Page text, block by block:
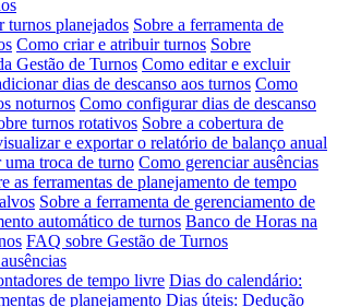
turnos planejados Sobre a ferramenta de
Como criar e atribuir turnos Sobre
Gestão de Turnos Como editar e excluir
dias de descanso aos turnos Como
noturnos Como configurar dias de descanso
turnos rotativos Sobre a cobertura de
e exportar o relatório de balanço anual
troca de turno Como gerenciar ausências
as ferramentas de planejamento de tempo
Sobre a ferramenta de gerenciamento de
automático de turnos Banco de Horas na
FAQ sobre Gestão de Turnos
de tempo livre Dias do calendário:
de planejamento Dias úteis: Dedução